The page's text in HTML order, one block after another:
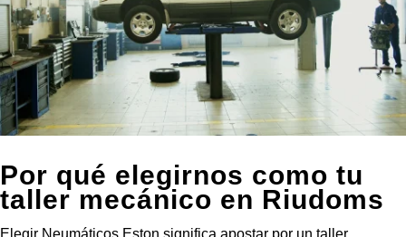
Por qué elegirnos como tu
taller mecánico en Riudoms